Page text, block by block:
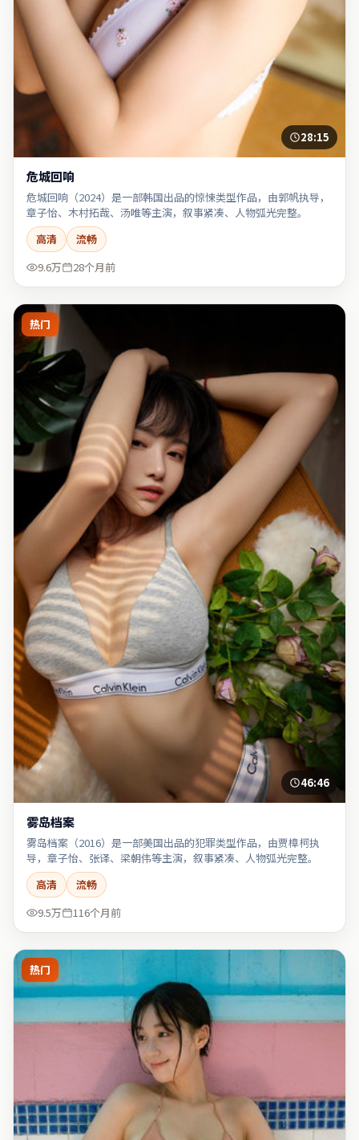
28:15
危城回响
危城回响（2024）是一部韩国出品的惊悚类型作品，由郭帆执导，
章子怡、木村拓哉、汤唯等主演，叙事紧凑、人物弧光完整。
高清
流畅
9.6万
28个月前
热门
46:46
雾岛档案
雾岛档案（2016）是一部美国出品的犯罪类型作品，由贾樟柯执
导，章子怡、张译、梁朝伟等主演，叙事紧凑、人物弧光完整。
高清
流畅
9.5万
116个月前
热门